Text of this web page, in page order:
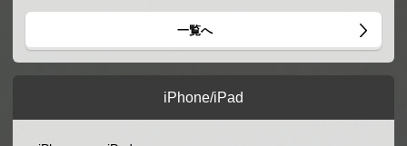
一覧へ
iPhone/iPad